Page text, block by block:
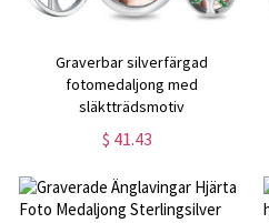
Graverbar silverfärgad
fotomedaljong med
släktträdsmotiv
$ 41.43